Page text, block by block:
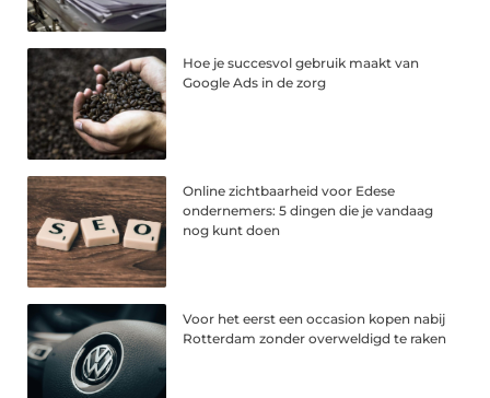
Hoe je succesvol gebruik maakt van
Google Ads in de zorg
Online zichtbaarheid voor Edese
ondernemers: 5 dingen die je vandaag
nog kunt doen
Voor het eerst een occasion kopen nabij
Rotterdam zonder overweldigd te raken